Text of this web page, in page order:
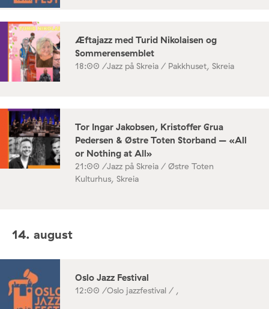
Æftajazz med Turid Nikolaisen og
Sommerensemblet
18:00 /Jazz på Skreia / Pakkhuset, Skreia
Tor Ingar Jakobsen, Kristoffer Grua
Pedersen & Østre Toten Storband – «All
or Nothing at All»
21:00 /Jazz på Skreia / Østre Toten
Kulturhus, Skreia
14. august
Oslo Jazz Festival
12:00 /Oslo jazzfestival / ,